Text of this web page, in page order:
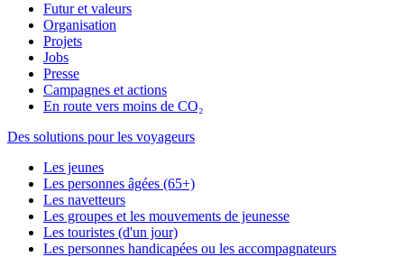
Futur et valeurs
Organisation
Projets
Jobs
Presse
Campagnes et actions
En route vers moins de CO₂
Des solutions pour les voyageurs
Les jeunes
Les personnes âgées (65+)
Les navetteurs
Les groupes et les mouvements de jeunesse
Les touristes (d'un jour)
Les personnes handicapées ou les accompagnateurs